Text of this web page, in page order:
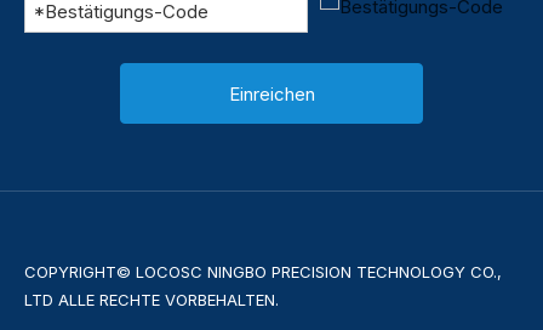
Einreichen
COPYRIGHT© LOCOSC NINGBO PRECISION TECHNOLOGY CO.,
LTD ALLE RECHTE VORBEHALTEN.